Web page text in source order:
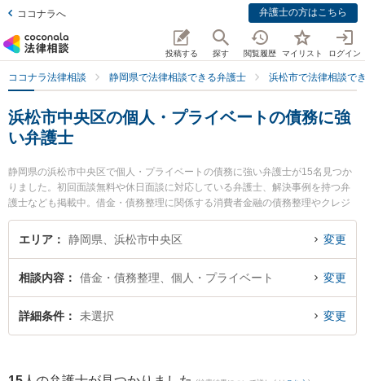
ココナラへ 弁護士の方はこちら
投稿する 探す 閲覧履歴 マイリスト ログイン
ココナラ法律相談 静岡県で法律相談できる弁護士 浜松市で法律相談で
浜松市中央区の個人・プライベートの債務に強
い弁護士
静岡県の浜松市中央区で個人・プライベートの債務に強い弁護士が15名見つか
りました。初回面談無料や休日面談に対応している弁護士、解決事例を持つ弁
護士なども掲載中。借金・債務整理に関係する消費者金融の債務整理やクレジ
ット会社の債務整理、リボ払いの債務整理等の細かな分野での絞り込み検索も
でき便利です。特に弁護士法人リコネス法律事務所の守田 佑介弁護士やJPS総
目されています。『浜松市中央区で土日や夜間に発生した個人・プライベート
の債務のトラブルを今すぐに弁護士に相談したい』『個人・プライベートの債
務のトラブル解決の実績豊富な近くの弁護士を検索したい』『初回相談無料で
エリア 静岡県、浜松市中央区 変更
相談内容 借金・債務整理、個人・プライベート 変更
詳細条件 未選択 変更